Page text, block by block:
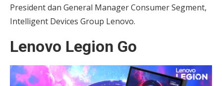
President dan General Manager Consumer Segment,
Intelligent Devices Group Lenovo.
Lenovo Legion Go